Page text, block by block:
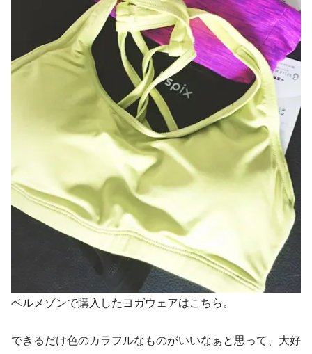
ベルメゾンで購入したヨガウェアはこちら。
できるだけ色のカラフルなものがいいなぁと思って、大好